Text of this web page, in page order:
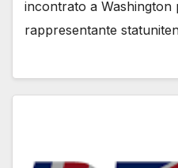
incontrato a Washington
rappresentante